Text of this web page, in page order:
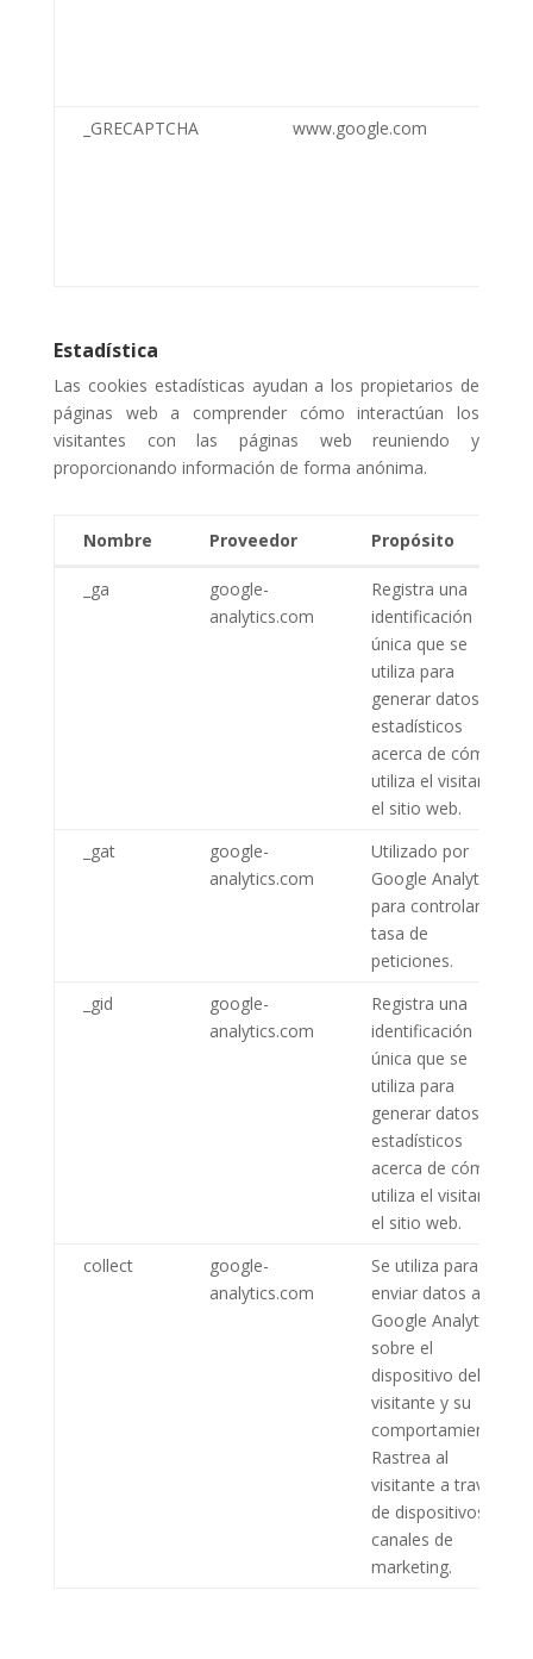
_GRECAPTCHA www.google.com
Estadística
Las cookies estadísticas ayudan a los propietarios de
páginas web a comprender cómo interactúan los
visitantes con las páginas web reuniendo y
proporcionando información de forma anónima.
Nombre Proveedor
Propósito
Nombre
Proveedor Propósito
_ga
google-
analytics.com
Registra una
identificación
única que se
utiliza para
generar datos
estadísticos
acerca de cómo
utiliza el visitante
el sitio web.
_gat
google-
analytics.com
Utilizado por
Google Analytics
para controlar la
tasa de
peticiones.
_gid
google-
analytics.com
Registra una
identificación
única que se
utiliza para
generar datos
estadísticos
acerca de cómo
utiliza el visitante
el sitio web.
collect
google-
analytics.com
Se utiliza para
enviar datos a
Google Analytics
sobre el
dispositivo del
visitante y su
comportamiento.
Rastrea al
visitante a través
de dispositivos y
canales de
marketing.